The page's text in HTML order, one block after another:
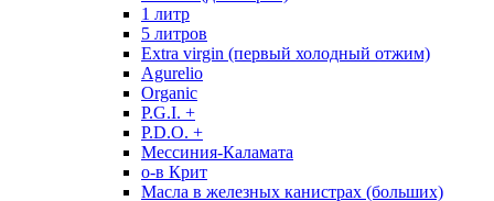
1 литр
5 литров
Extra virgin (первый холодный отжим)
Agurelio
Organic
P.G.I. +
P.D.O. +
Мессиния-Каламата
о-в Крит
Масла в железных канистрах (больших)